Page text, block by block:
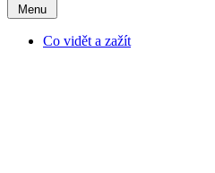
Menu
Co vidět a zažít